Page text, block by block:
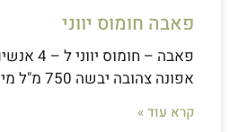
פאבה חומוס יווני
אפונה צהובה יבשה 750 מ"ל מים 8 כפות שמן
קרא עוד »